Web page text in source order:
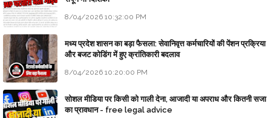
8/04/2026 10:32:00 PM
मध्य प्रदेश शासन का बड़ा फैसला: सेवानिवृत्त कर्मचारियों की पेंशन प्रक्रिया
और बजट कोडिंग में हुए क्रांतिकारी बदलाव
8/04/2026 10:20:00 PM
सोशल मीडिया पर किसी को गाली देना, आजादी या अपराध और कितनी सजा
का प्रावधान - free legal advice